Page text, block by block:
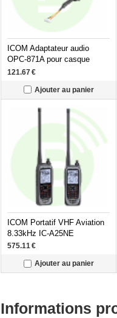
ICOM Adaptateur audio
OPC-871A pour casque
aviation pour IC-A110/120E
121.67€
Ajouter au panier
ICOM Portatif VHF Aviation
8.33kHz IC-A25NE
575.11 €
Ajouter au panier
Informations